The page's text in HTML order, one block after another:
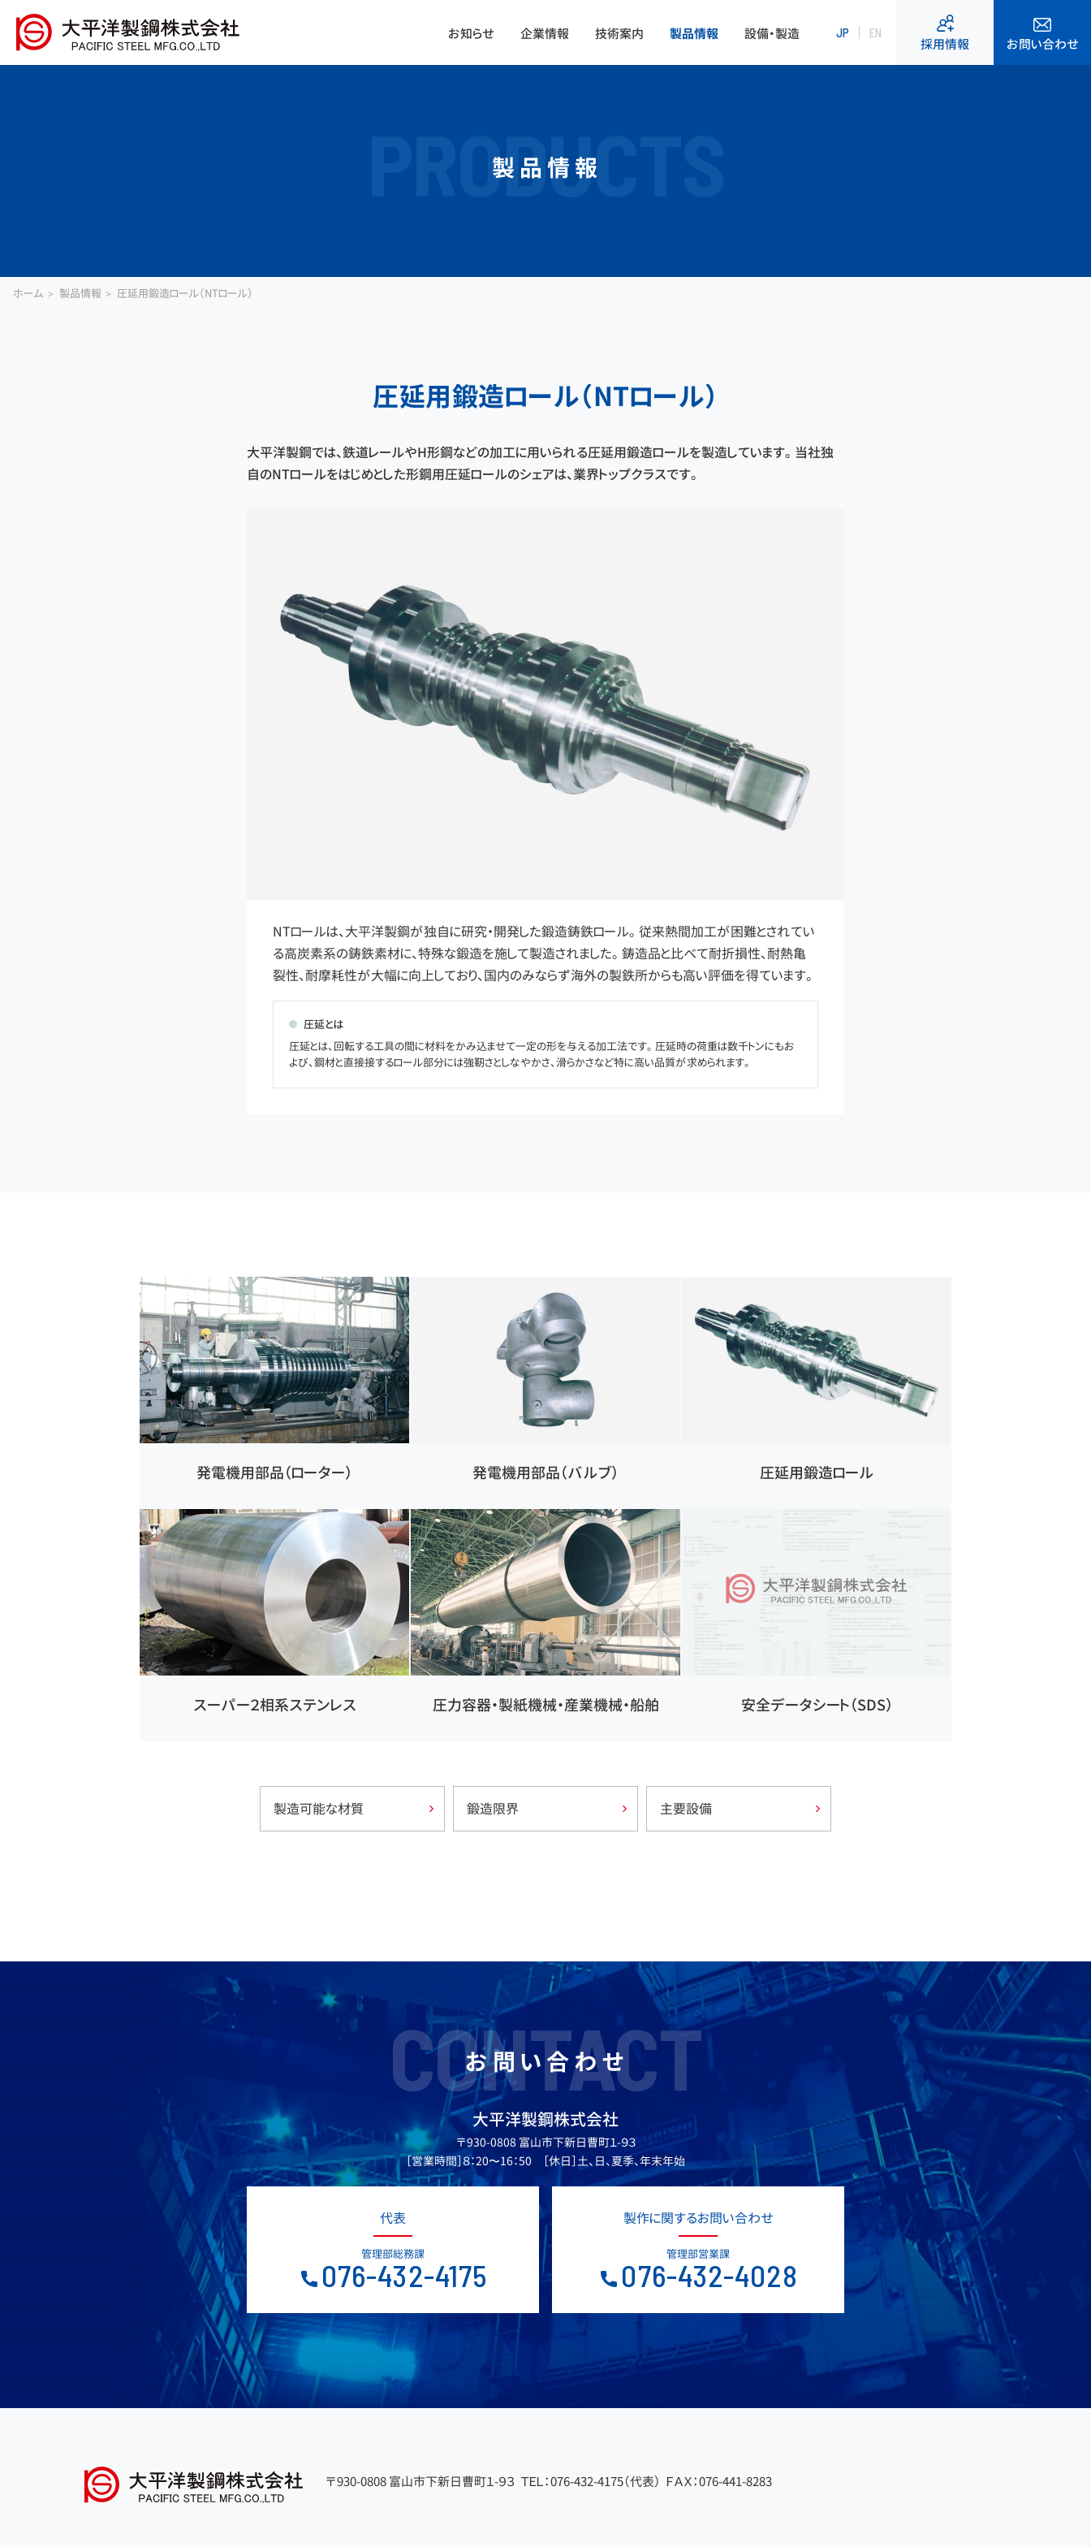
お知らせ 企業情報 技術案内 製品情報 設備・製造 JP EN
採用情報 お問い合わせ
PRODUCTS
製品情報
ホーム 製品情報 圧延用鍛造ロール（NTロール）
圧延用鍛造ロール（NTロール）
大平洋製鋼では、鉄道レールやH形鋼などの加工に用いられる圧延用鍛造ロールを製造しています。 当社独
自のNTロールをはじめとした形鋼用圧延ロールのシェアは、業界トップクラスです。
NTロールは、大平洋製鋼が独自に研究・開発した鍛造鋳鉄ロール。 従来熱間加工が困難とされてい
る高炭素系の鋳鉄素材に、特殊な鍛造を施して製造されました。 鋳造品と比べて耐折損性、耐熱亀
裂性、耐摩耗性が大幅に向上しており、国内のみならず海外の製鉄所からも高い評価を得ています。
圧延とは
圧延とは、回転する工具の間に材料をかみ込ませて一定の形を与える加工法です。 圧延時の荷重は数千トンにもお
よび、鋼材と直接接するロール部分には強靭さとしなやかさ、滑らかさなど特に高い品質が求められます。
発電機用部品（ローター） 発電機用部品（バルブ） 圧延用鍛造ロール
スーパー２相系ステンレス 圧力容器・製紙機械・産業機械・船舶 安全データシート（SDS）
製造可能な材質 鍛造限界 主要設備
CONTACT
お問い合わせ
大平洋製鋼株式会社
〒930-0808 富山市下新日曹町１-９３
［営業時間］８：20〜16：50 ［休日］土、日、夏季、年末年始
代表
管理部総務課
076-432-4175
製作に関するお問い合わせ
管理部営業課
076-432-4028
〒930-0808 富山市下新日曹町１-９３ ＴＥＬ：076-432-4175（代表） ＦＡＸ：076-441-8283